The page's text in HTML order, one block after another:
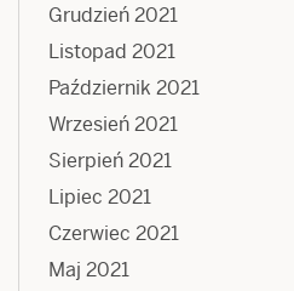
Grudzień 2021
Listopad 2021
Październik 2021
Wrzesień 2021
Sierpień 2021
Lipiec 2021
Czerwiec 2021
Maj 2021